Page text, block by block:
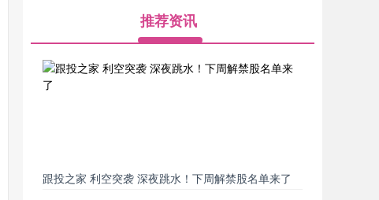
推荐资讯
跟投之家 利空突袭 深夜跳水！下周解禁股名单来了